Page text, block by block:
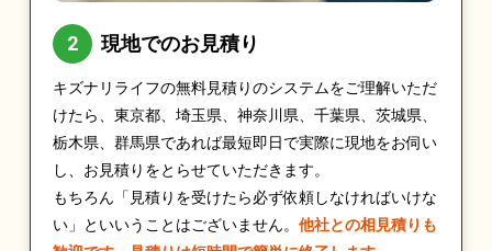
現地でのお見積り
キズナリライフの無料見積りのシステムをご理解いただ
けたら、東京都、埼玉県、神奈川県、千葉県、茨城県、
栃木県、群馬県であれば最短即日で実際に現地をお伺い
し、お見積りをとらせていただきます。
もちろん「見積りを受けたら必ず依頼しなければいけな
い」といいうことはございません。 他社との相見積りも